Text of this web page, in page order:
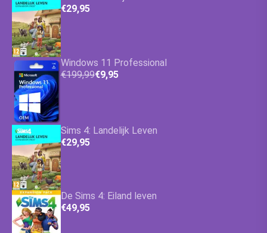
€29,95
Windows 11 Professional
€199,99€9,95
Sims 4: Landelijk Leven
€29,95
De Sims 4: Eiland leven
€49,95